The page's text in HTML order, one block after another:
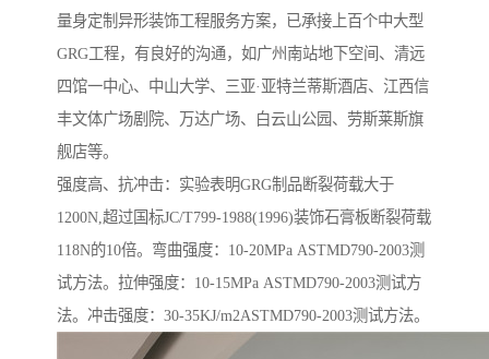
量身定制异形装饰工程服务方案，已承接上百个中大型
GRG工程，有良好的沟通，如广州南站地下空间、清远
四馆一中心、中山大学、三亚·亚特兰蒂斯酒店、江西信
丰文体广场剧院、万达广场、白云山公园、劳斯莱斯旗
舰店等。
强度高、抗冲击：实验表明GRG制品断裂荷载大于
1200N,超过国标JC/T799-1988(1996)装饰石膏板断裂荷载
118N的10倍。弯曲强度：10-20MPa ASTMD790-2003测
试方法。拉伸强度：10-15MPa ASTMD790-2003测试方
法。冲击强度：30-35KJ/m2ASTMD790-2003测试方法。